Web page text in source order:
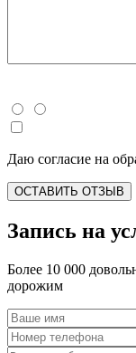
Даю согласие на
ОСТАВИТЬ ОТЗЫВ
Запись на
Более 10 000
дорожим